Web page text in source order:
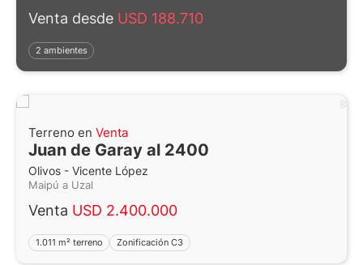
Venta desde USD 188.710
2 ambientes
Terreno en Venta
Juan de Garay al 2400
Olivos - Vicente López
Maipú a Uzal
Venta USD 2.400.000
1.011 m² terreno Zonificación C3